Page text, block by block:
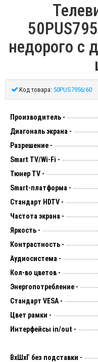
недорого с
Код товара: 50PUS7956/60
Производитель -
Диагональ экрана -
Разрешение -
Smart TV/Wi-Fi -
Тюнер TV -
Smart-платформа -
Стандарт HDTV -
Частота экрана -
Яркость -
Контрастность -
Аудиосистема -
Кол-во цветов -
Энергопотребление -
Стандарт VESA -
Цвет рамки -
Интерфейсы in/out -
ВхШхГ без подставки -